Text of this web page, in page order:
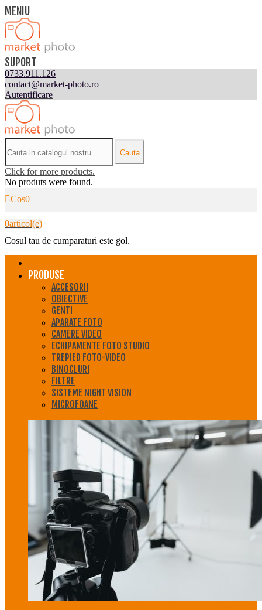
MENIU
SUPORT
0733.911.126
contact@market-photo.ro
Autentificare
Cauta
Click for more products.
No produts were found.
Cos0
0articol(e)
Cosul tau de cumparaturi este gol.
PRODUSE
ACCESORII
OBIECTIVE
GENTI
APARATE FOTO
CAMERE VIDEO
ECHIPAMENTE FOTO STUDIO
TREPIED FOTO-VIDEO
BINOCLURI
FILTRE
SISTEME NIGHT VISION
MICROFOANE